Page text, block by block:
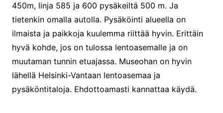
450m, linja 585 ja 600 pysäkeiltä 500 m. Ja
tietenkin omalla autolla. Pysäköinti alueella on
ilmaista ja paikkoja kuulemma riittää hyvin. Erittäin
hyvä kohde, jos on tulossa lentoasemalle ja on
muutaman tunnin etuajassa. Museohan on hyvin
lähellä Helsinki-Vantaan lentoasemaa ja
pysäköntitaloja. Ehdottoamasti kannattaa käydä.